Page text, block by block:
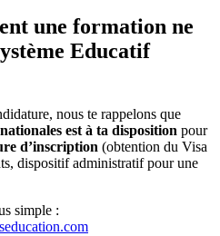
une formation ne
Educatif
nous te rappelons que
est à ta disposition pour
d’inscription (obtention du Visa
dispositif administratif pour une
simple :